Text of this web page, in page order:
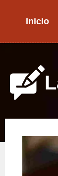
Inicio